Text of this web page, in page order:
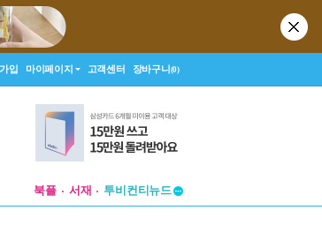
입 마이페이지 고객센터 장바구니(0)
북플 서재
창작플랫폼